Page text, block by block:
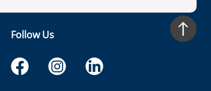
Follow Us